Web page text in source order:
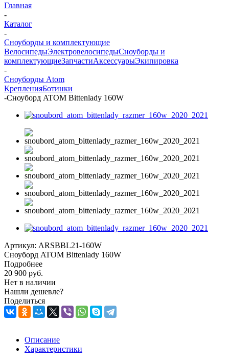
Главная
-
Каталог
-
Cноуборды и комплектующие
ВелосипедыЭлектровелосипедыCноуборды и
комплектующиеЗапчастиАксессуарыЭкипировка
-
Cноуборды Atom
КрепленияБотинки
-Сноуборд ATOM Bittenlady 160W
Артикул: ARSBBL21-160W
Сноуборд ATOM Bittenlady 160W
Подробнее
20 900 руб.
Нет в наличии
Нашли дешевле?
Поделиться
Описание
Характеристики